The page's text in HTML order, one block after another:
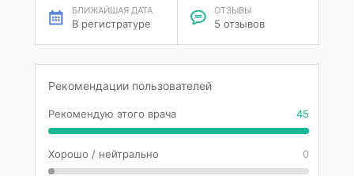
БЛИЖАЙШАЯ ДАТА
В регистратуре
ОТЗЫВЫ
5 отзывов
Рекомендации пользователей
Рекомендую этого врача 45
Хорошо / нейтрально 0